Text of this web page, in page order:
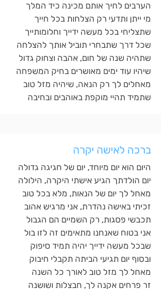
הערבים לחיך אותם מכינה כיד המלך
מי ייתן ותדעי רק הצלחות בכל חייך
שתצליחי בכל מעשה ידייך וחלומותייך
שכל דרך שתבחרי תוביל אותך להצלחה
שתהיה שנה של חום, אהבה וצחוק גדול
שיהיו עוד ימים מאושרים בחיק המשפחה
מאחלים לך רק הנאה, שיהיה מזל טוב
שתמיד תהיי מוקפת באוהבים ובחיבה
ברכה לאישה יקרה
היום הוא יום מיוחד, יום של חגיגה גדולה
יום הולדתך הגיע אישתי היקרה, הילולה
מאחל לך יום של הנאות, מלא בכל טוב
זכיתי באישה נהדרת, אני מרגיש אהוב
תכבשי פסגות, רק השמיים הם הגבול
אני בטוח שאנחנו מתאימים זה לזו בול
שבכל מעשה ידייך יהיה תמיד סיפוק
ובסוף יום תגיעי הביתה תקבלי חיבוק
מאחל לך מזל טוב לאורך כל השנה
זר פרחים אקנה לך, חבצלות ושושנה